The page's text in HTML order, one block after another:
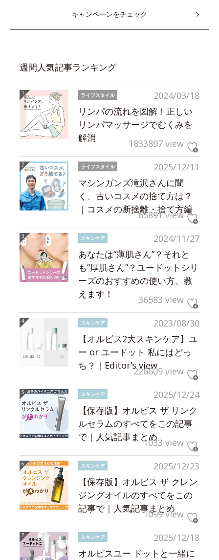
キャンペーンをチェック
週間人気記事ランキング
2024/03/18
ライフスタイル
リンパの流れを図解！正しい
リンパマッサージでむくみを
解消
1833897 view
2025/12/11
ライフスタイル
マシンガンズ滝沢さんに聞
く、古いコスメの捨て方は？
｜コスメの断捨離・捨て方編
65891 view
2024/11/27
スキンケア
あなたは“薄肌さん”？それと
も“厚肌さん”？ユードットシリ
ーズのおすすめの使い方、教
えます！
36583 view
2023/08/30
スキンケア
【オルビス2大スキンケア】ユ
ー or ユードット 私にはどっ
ち？｜Editor’s view226609 view
2025/12/24
スキンケア
【保存版】オルビス ザ リンク
ルセラムのすべてをこの記事
で｜人気記事まとめ1033 view
2025/12/23
スキンケア
【保存版】オルビス ザ クレン
ジングオイルのすべてをこの
記事で｜人気記事まとめ
1099 view
2025/12/18
スキンケア
オルビスユー ドットと一緒に